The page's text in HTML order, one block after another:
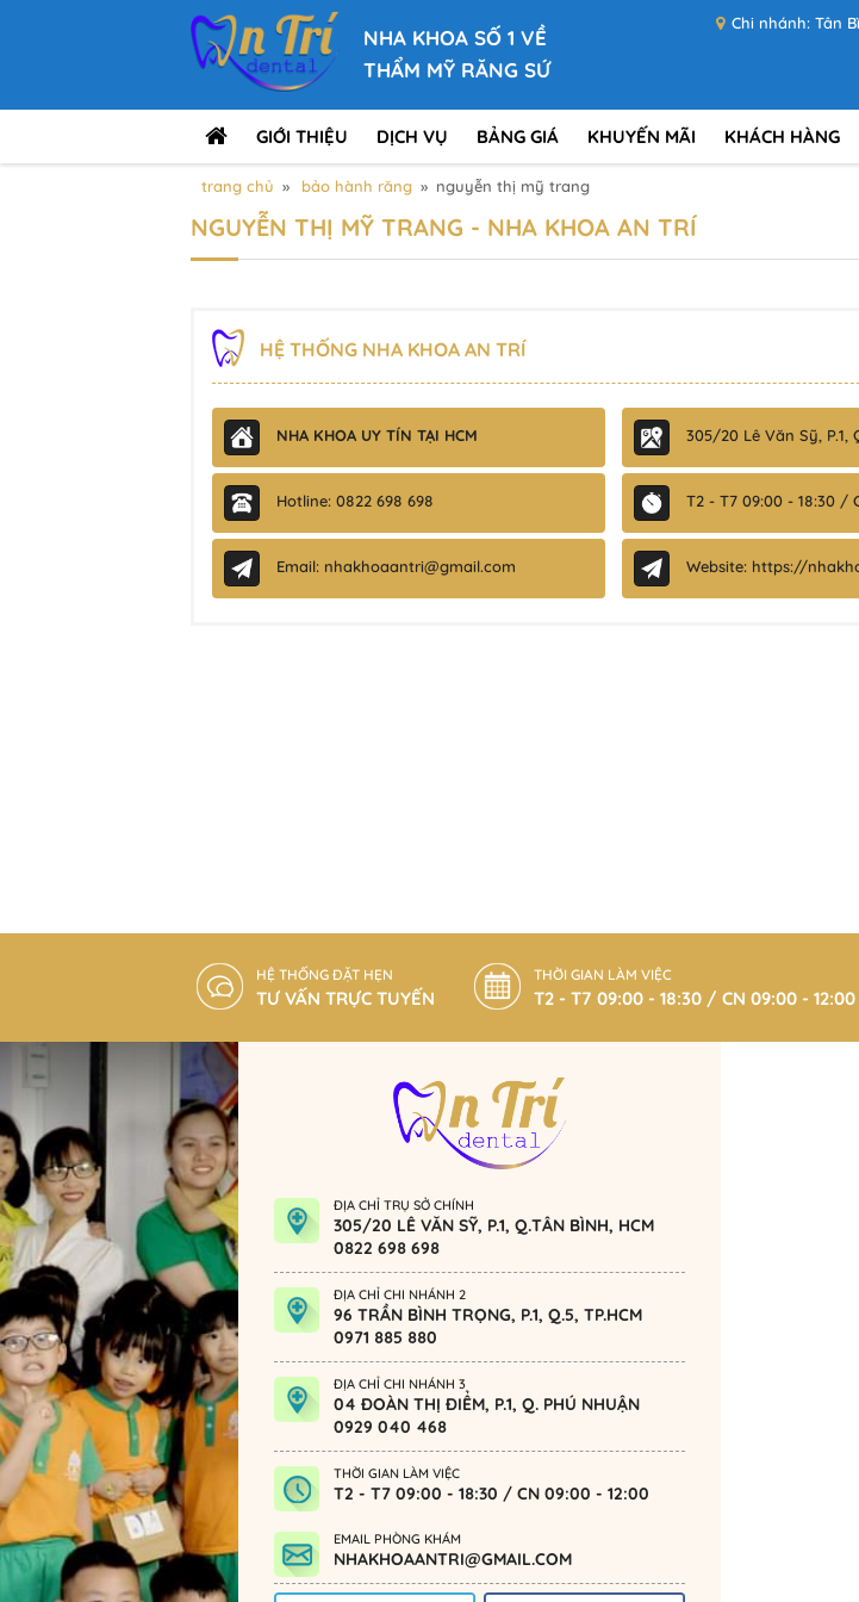
NHA KHOA SỐ 1 VỀ
THẨM MỸ RĂNG SỨ
Chi nhánh: Tân
GIỚI THIỆU DỊCH VỤ BẢNG GIÁ KHUYẾN MÃI KHÁCH HÀNG
trang chủ » bảo hành răng » nguyễn thị mỹ trang
NGUYỄN THỊ MỸ TRANG - NHA KHOA AN TRÍ
HỆ THỐNG NHA KHOA AN TRÍ
NHA KHOA UY TÍN TẠI HCM 305/20 Lê Văn Sỹ, P.1,
Hotline: 0822 698 698 T2 - T7 09:00 - 18:30 /
Email: nhakhoaantri@gmail.com Website: https://
HỆ THỐNG ĐẶT HẸN
TƯ VẤN TRỰC TUYẾN
THỜI GIAN LÀM VIỆC
T2 - T7 09:00 - 18:30 / CN 09:00 - 12:00
ĐỊA CHỈ TRỤ SỞ CHÍNH
305/20 LÊ VĂN SỸ, P.1, Q.TÂN BÌNH, HCM
0822 698 698
ĐỊA CHỈ CHI NHÁNH 2
96 TRẦN BÌNH TRỌNG, P.1, Q.5, TP.HCM
0971 885 880
ĐỊA CHỈ CHI NHÁNH 3
04 ĐOÀN THỊ ĐIỂM, P.1, Q. PHÚ NHUẬN
0929 040 468
THỜI GIAN LÀM VIỆC
T2 - T7 09:00 - 18:30 / CN 09:00 - 12:00
EMAIL PHÒNG KHÁM
NHAKHOAANTRI@GMAIL.COM